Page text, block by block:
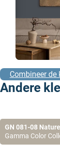
Combineer de
Andere
GN 081-08 Naturel
Gamma Color